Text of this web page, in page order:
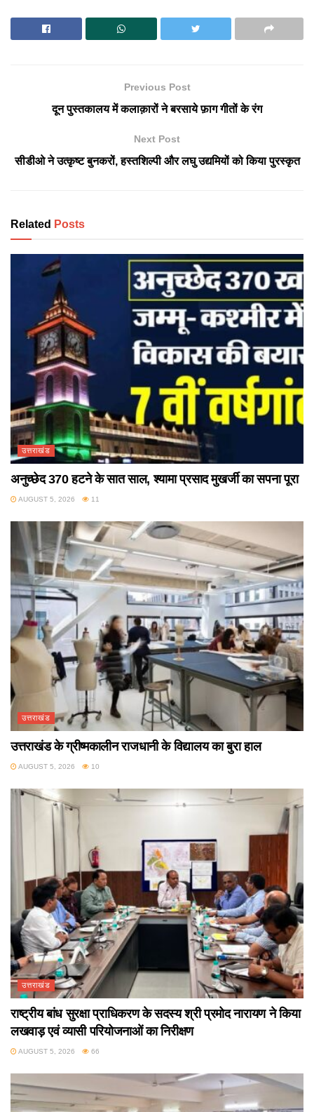
Previous Post
दून पुस्तकालय में कलाक़ारों ने बरसाये फ़ाग गीतों के रंग
Next Post
सीडीओ ने उत्कृष्ट बुनकरों, हस्तशिल्पी और लघु उद्यमियों को किया पुरस्कृत
Related Posts
उत्तराखंड
अनुच्छेद 370 हटने के सात साल, श्यामा प्रसाद मुखर्जी का सपना पूरा
AUGUST 5, 2026 11
उत्तराखंड
उत्तराखंड के ग्रीष्मकालीन राजधानी के विद्यालय का बुरा हाल
AUGUST 5, 2026 10
उत्तराखंड
राष्ट्रीय बांध सुरक्षा प्राधिकरण के सदस्य श्री प्रमोद नारायण ने किया
लखवाड़ एवं व्यासी परियोजनाओं का निरीक्षण
AUGUST 5, 2026 66